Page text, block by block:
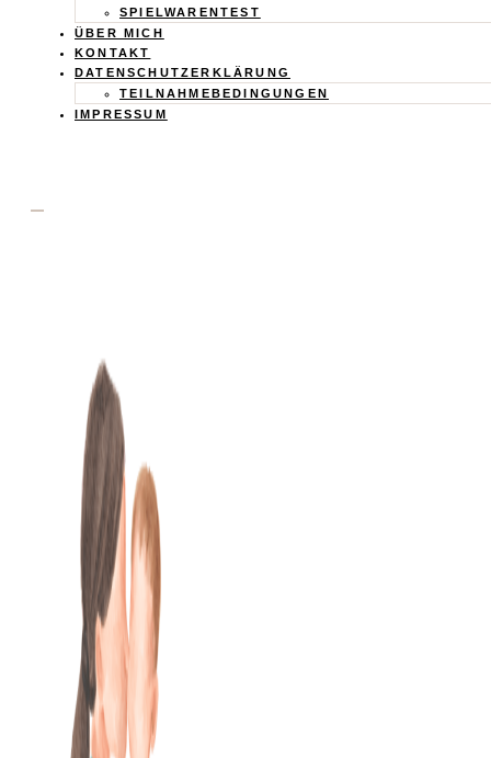
SPIELWARENTEST
ÜBER MICH
KONTAKT
DATENSCHUTZERKLÄRUNG
TEILNAHMEBEDINGUNGEN
IMPRESSUM